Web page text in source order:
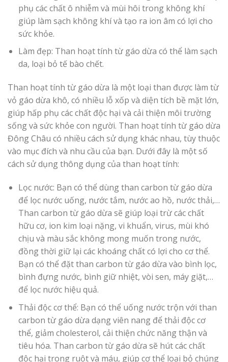
phụ các chất ô nhiễm và mùi hôi trong không khí
giúp làm sạch không khí và tạo ra ion âm có lợi cho
sức khỏe.
Làm đẹp: Than hoạt tính từ gáo dừa có thể làm sạch
da, loại bỏ tế bào chết.
Than hoạt tính từ gáo dừa là một loại than được làm từ
vỏ gáo dừa khô, có nhiều lỗ xốp và diện tích bề mặt lớn,
giúp hấp phụ các chất độc hại và cải thiện môi trường
sống và sức khỏe con người. Than hoạt tính từ gáo dừa
Đông Châu có nhiều cách sử dụng khác nhau, tùy thuộc
vào mục đích và nhu cầu của bạn. Dưới đây là một số
cách sử dụng thông dụng của than hoạt tính:
Lọc nước: Bạn có thể dùng than carbon từ gáo dừa
để lọc nước uống, nước tắm, nước ao hồ, nước thải,…
Than carbon từ gáo dừa sẽ giúp loại trừ các chất
hữu cơ, ion kim loại nặng, vi khuẩn, virus, mùi khó
chịu và màu sắc không mong muốn trong nước,
đồng thời giữ lại các khoáng chất có lợi cho cơ thể.
Bạn có thể đặt than carbon từ gáo dừa vào bình lọc,
bình đựng nước, bình giữ nhiệt, vòi sen, máy giặt,…
để lọc nước hiệu quả.
Thải độc cơ thể: Bạn có thể uống nước trộn với than
carbon từ gáo dừa dạng viên nang để thải độc cơ
thể, giảm cholesterol, cải thiện chức năng thận và
tiêu hóa. Than carbon từ gáo dừa sẽ hút các chất
độc hại trong ruột và máu, giúp cơ thể loại bỏ chúng